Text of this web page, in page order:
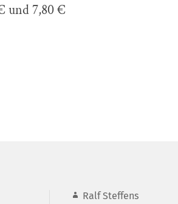
und 7,80 €
Ralf Steffens